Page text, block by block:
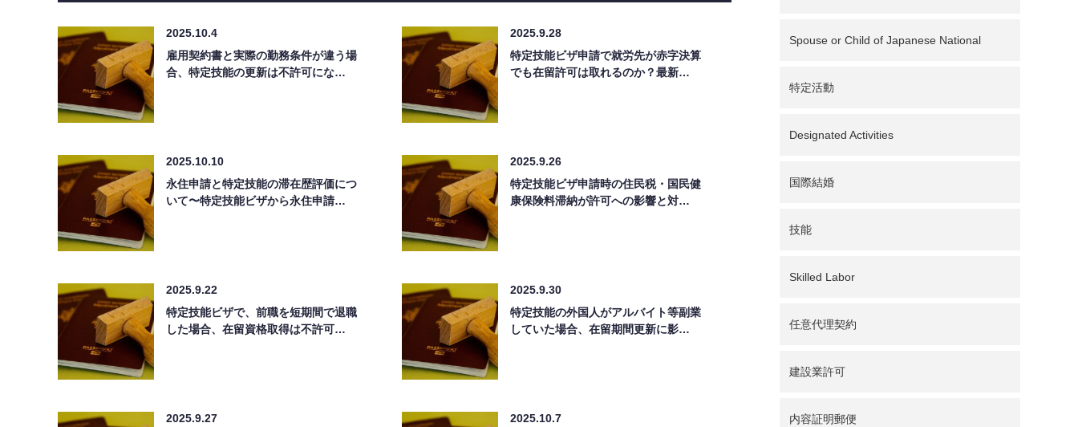
2025.10.4
雇用契約書と実際の勤務条件が違う場
合、特定技能の更新は不許可にな…
2025.9.28
特定技能ビザ申請で就労先が赤字決算
でも在留許可は取れるのか？最新…
2025.10.10
永住申請と特定技能の滞在歴評価につ
いて〜特定技能ビザから永住申請…
2025.9.26
特定技能ビザ申請時の住民税・国民健
康保険料滞納が許可への影響と対…
2025.9.22
特定技能ビザで、前職を短期間で退職
した場合、在留資格取得は不許可…
2025.9.30
特定技能の外国人がアルバイト等副業
していた場合、在留期間更新に影…
2025.9.27 2025.10.7
Spouse or Child of Japanese National
特定活動
Designated Activities
国際結婚
技能
Skilled Labor
任意代理契約
建設業許可
内容証明郵便